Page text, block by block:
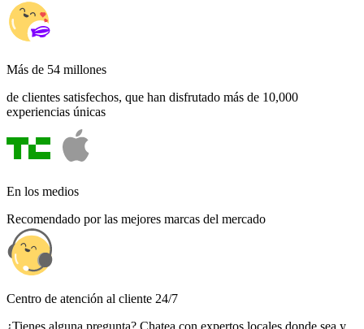
Más de 54 millones
de clientes satisfechos, que han disfrutado más de 10,000
experiencias únicas
En los medios
Recomendado por las mejores marcas del mercado
Centro de atención al cliente 24/7